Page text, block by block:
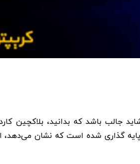
جالب باشد که بدانید، بلاکچین
گذاری شده است که نشان می‌دهد،